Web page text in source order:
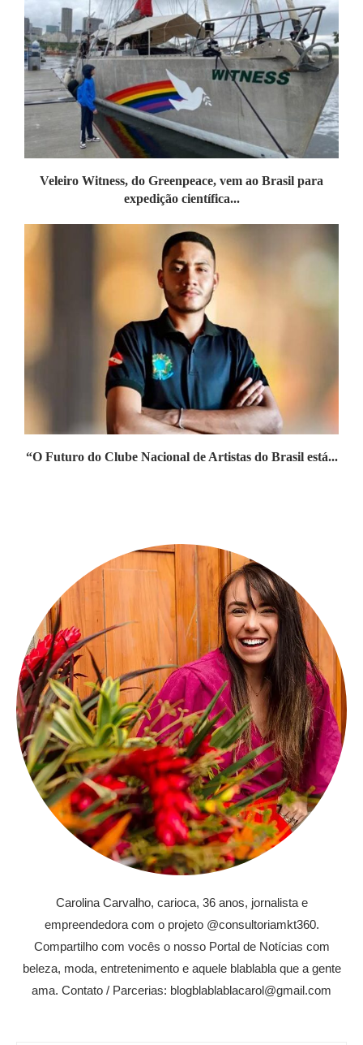
Veleiro Witness, do Greenpeace, vem ao Brasil para
expedição científica...
“O Futuro do Clube Nacional de Artistas do Brasil está...
Carolina Carvalho, carioca, 36 anos, jornalista e
empreendedora com o projeto @consultoriamkt360.
Compartilho com vocês o nosso Portal de Notícias com
beleza, moda, entretenimento e aquele blablabla que a gente
ama. Contato / Parcerias: blogblablablacarol@gmail.com